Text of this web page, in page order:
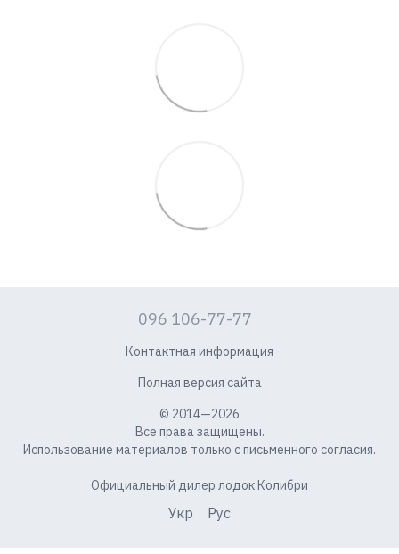
096 106-77-77
Контактная информация
Полная версия сайта
© 2014—2026
Все права защищены.
Использование материалов только с письменного согласия.
Официальный дилер лодок Колибри
Укр Рус